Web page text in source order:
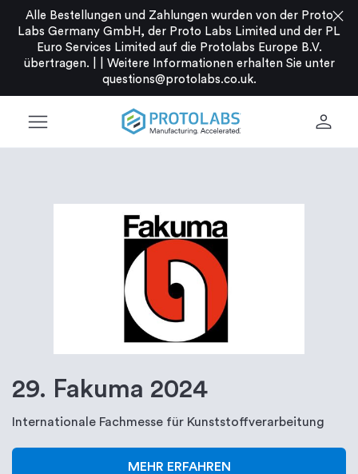
Alle Bestellungen und Zahlungen wurden von der Proto
Labs Germany GmbH, der Proto Labs Limited und der PL
Euro Services Limited auf die Protolabs Europe B.V.
übertragen. |
Weitere Informationen erhalten Sie unter
questions@protolabs.co.uk.
close
menu person
29. Fakuma 2024
Internationale Fachmesse für Kunststoffverarbeitung
MEHR ERFAHREN